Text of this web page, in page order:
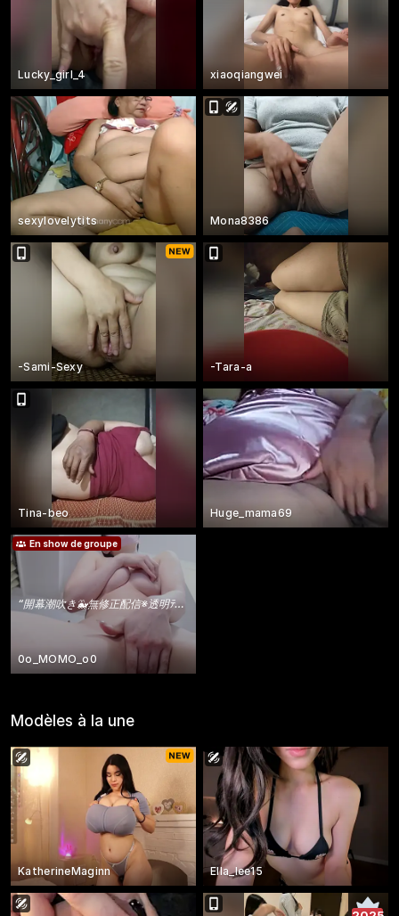
Lucky_girl_4 xiaoqiangwei
sexylovelytits Mona8386
-Sami-Sexy -Tara-a
Tina-beo Huge_mama69
“開幕潮吹き🐳無修正配信※透明ﾃﾞｨﾙﾄﾞも使っていくから、恥ずかしいところも…🔞
En show de groupe
0o_MOMO_o0
Modèles à la une
KatherineMaginn Ella_lee15